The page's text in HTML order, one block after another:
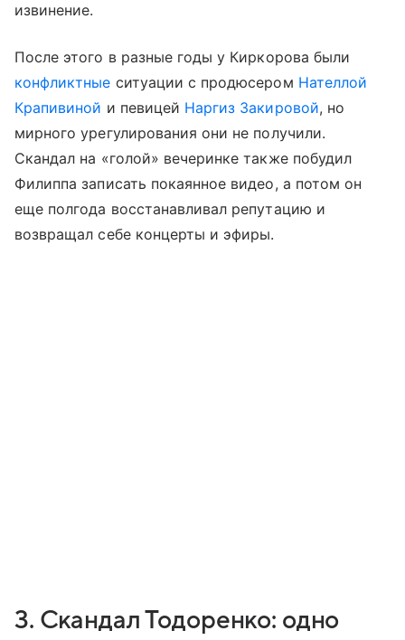
извинение.
После этого в разные годы у Киркорова были
конфликтные ситуации с продюсером Нателлой
Крапивиной и певицей Наргиз Закировой, но
мирного урегулирования они не получили.
Скандал на «голой» вечеринке также побудил
Филиппа записать покаянное видео, а потом он
еще полгода восстанавливал репутацию и
возвращал себе концерты и эфиры.
3. Скандал Тодоренко: одно